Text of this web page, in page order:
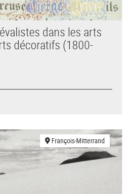
dans les arts
décoratifs (1800-
François-Mitterrand